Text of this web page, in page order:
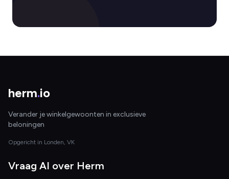
herm.io
Verander je winkelgewoonten in exclusieve
beloningen
Opgericht in Londen, VK
Vraag AI over Herm